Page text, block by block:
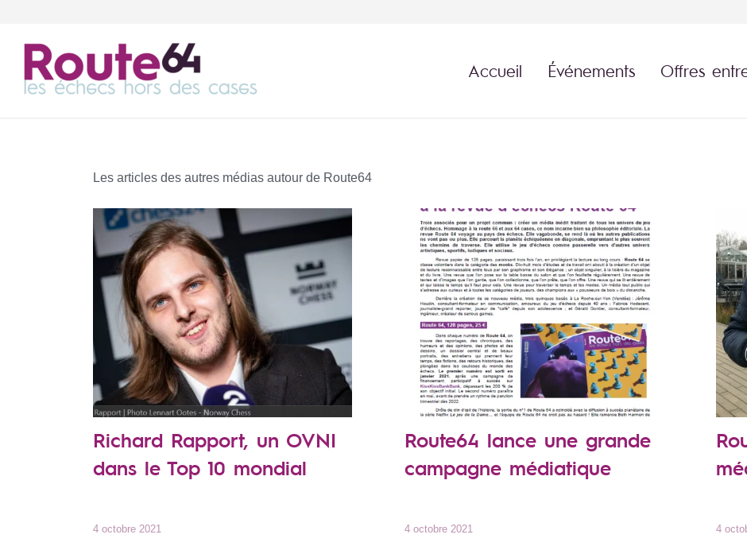
Accueil Événements Offres
Les articles des autres médias autour de Route64
Richard Rapport, un OVNI
dans le Top 10 mondial
4 octobre 2021
Route64 lance une grande
campagne médiatique
4 octobre 2021 4